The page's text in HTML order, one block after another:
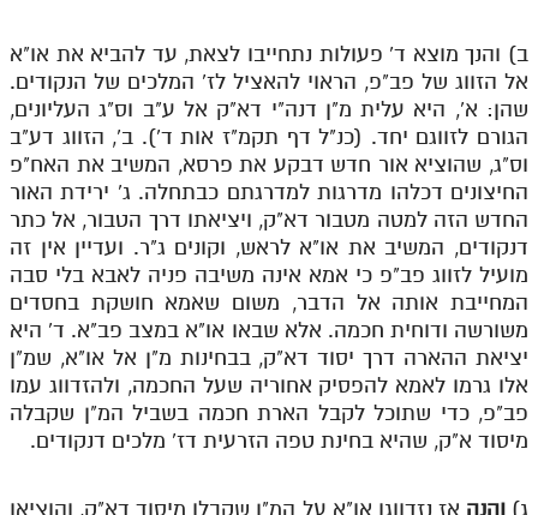
ב) והנך מוצא ד' פעולות נתחייבו לצאת, עד להביא את או"א
אל הזווג של פב"פ, הראוי להאציל לז' המלכים של הנקודים.
שהן: א', היא עלית מ"ן דנה"י דא"ק אל ע"ב וס"ג העליונים,
הגורם לזווגם יחד. (כנ"ל דף תקמ"ז אות ד'). ב', הזווג דע"ב
וס"ג, שהוציא אור חדש דבקע את פרסא, המשיב את האח"פ
החיצונים דכלהו מדרגות למדרגתם כבתחלה. ג' ירידת האור
החדש הזה למטה מטבור דא"ק, ויציאתו דרך הטבור, אל כתר
דנקודים, המשיב את או"א לראש, וקונים ג"ר. ועדיין אין זה
מועיל לזווג פב"פ כי אמא אינה משיבה פניה לאבא בלי סבה
המחייבת אותה אל הדבר, משום שאמא חושקת בחסדים
משורשה ודוחית חכמה. אלא שבאו או"א במצב פב"א. ד' היא
יציאת ההארה דרך יסוד דא"ק, בבחינות מ"ן אל או"א, שמ"ן
אלו גרמו לאמא להפסיק אחוריה שעל החכמה, ולהזדווג עמו
פב"פ, כדי שתוכל לקבל הארת חכמה בשביל המ"ן שקבלה
מיסוד א"ק, שהיא בחינת טפה הזרעית דז' מלכים דנקודים.
ג)והנה אז נזדווגו או"א על המ"ן שקבלו מיסוד דא"ק, והוציאו